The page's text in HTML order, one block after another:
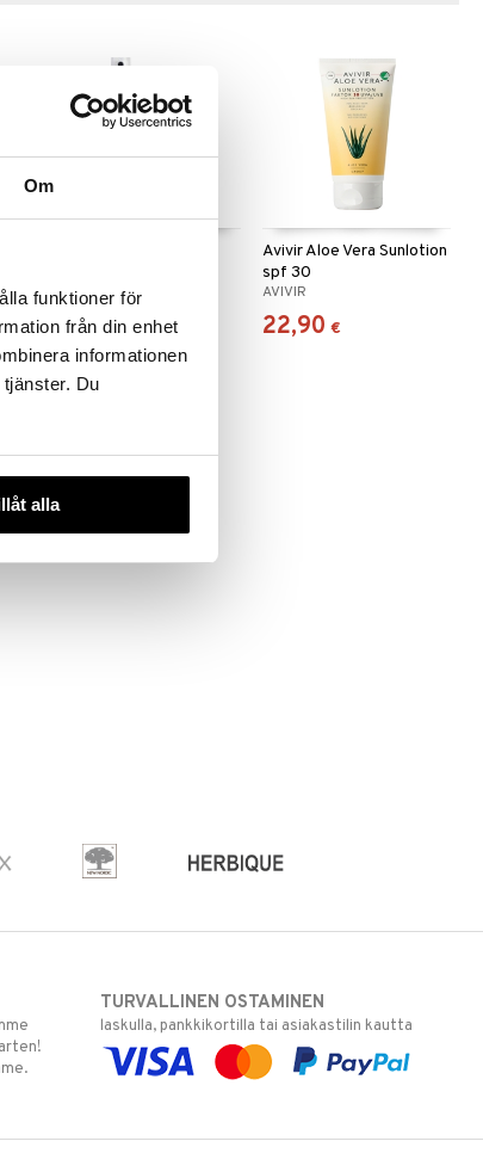
Om
funktioner för
från din enhet
informationen
Du
alla
AVIVIR
8,90 €
Avivir Aloe Vera Sunlotion
spf 30
AVIVIR
22,90 €
TURVALLINEN OSTAMINEN
laskulla, pankkikortilla tai asiakastilin kautta